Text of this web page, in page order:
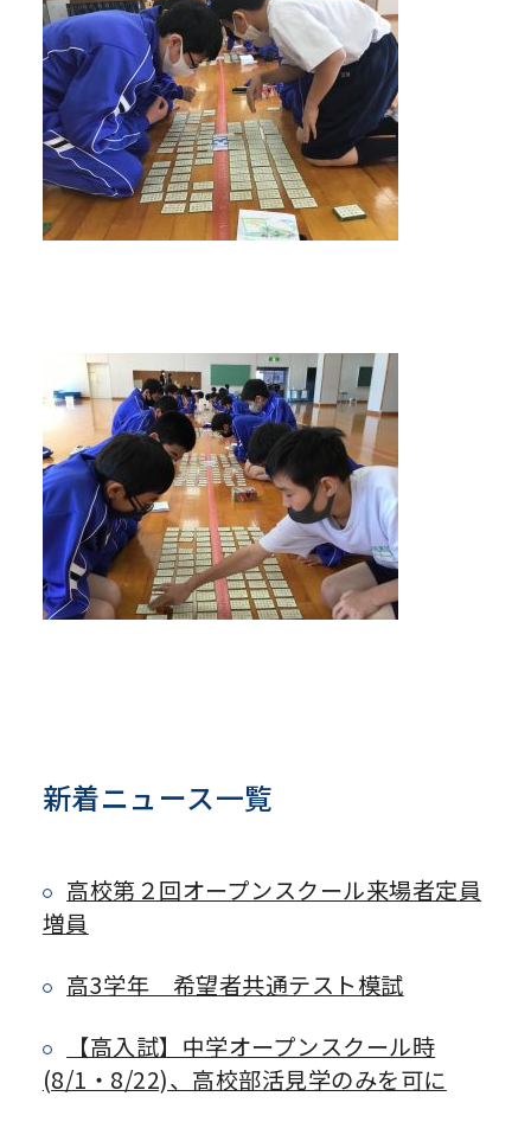
新着ニュース一覧
高校第２回オープンスクール来場者定員
増員
高3学年 希望者共通テスト模試
【高入試】中学オープンスクール時
(8/1・8/22)、高校部活見学のみを可に